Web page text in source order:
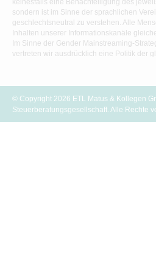
keinesfalls eine Benachteiligung des
sondern ist im Sinne der sprachlichen
geschlechtsneutral zu verstehen. Alle
Inhalten unserer Informationskanäle
Im Sinne der Gender Mainstreaming-
vertreten wir ausdrücklich eine Politik der
© Copyright 2026 ETL Matus & Kollegen
Steuerberatungsgesellschaft. Alle Rechte